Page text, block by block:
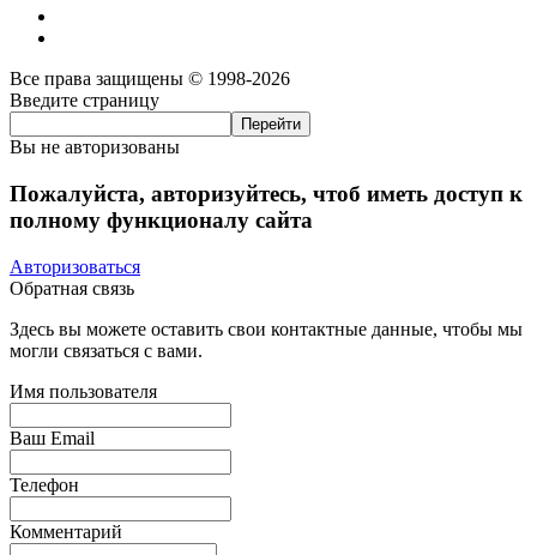
Все права защищены © 1998-2026
Введите страницу
Вы не авторизованы
Пожалуйста, авторизуйтесь, чтоб иметь доступ к
полному функционалу сайта
Авторизоваться
Обратная связь
Здесь вы можете оставить свои контактные данные, чтобы мы
могли связаться с вами.
Имя пользователя
Ваш Email
Телефон
Комментарий